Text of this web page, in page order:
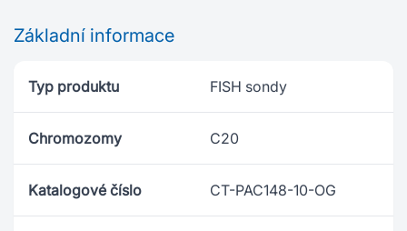
Základní informace
Typ produktu FISH sondy
Chromozomy C20
Katalogové číslo CT-PAC148-10-OG